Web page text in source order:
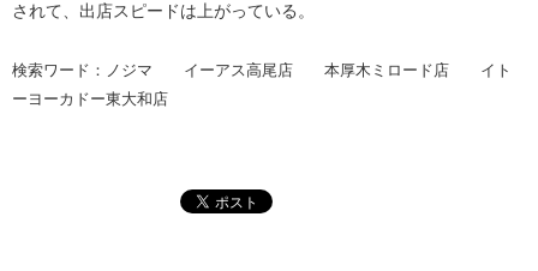
されて、出店スピードは上がっている。
検索ワード：ノジマ イーアス高尾店 本厚木ミロード店 イト
ーヨーカドー東大和店